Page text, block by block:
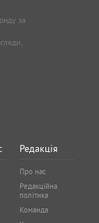
за
Редакція
Про нас
Редакційна
політика
Команда